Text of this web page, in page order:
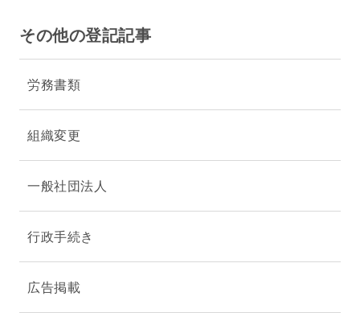
その他の登記記事
労務書類
組織変更
一般社団法人
行政手続き
広告掲載